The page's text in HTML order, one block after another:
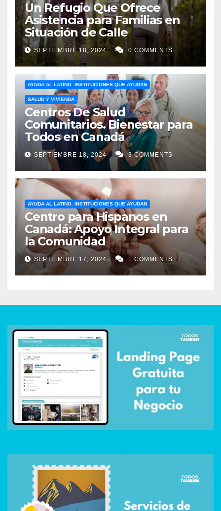
Un Refugio Que Ofrece
Asistencia para Familias en
Situación de Calle
SEPTIEMBRE 18, 2024 0 COMMENTS
AYUDA AL LATINO. INSTITUCIONES QUE AYUDAN
SALUD Y VIVIENDA
Centros De Salud
Comunitarios. Bienestar para
Todos en Canadá
SEPTIEMBRE 18, 2024 3 COMMENTS
AYUDA AL LATINO. INSTITUCIONES QUE AYUDAN
Centro para Hispanos en
Canadá: Apoyo Integral para
la Comunidad
SEPTIEMBRE 17, 2024 1 COMMENTS